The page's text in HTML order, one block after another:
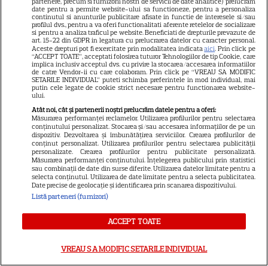
Cum se face cafeaua la presa
franceză – cum funcționează
și care sunt avantajele
ALTE ARTICOLE
INTERESANTE
PRIME VIDEO
date pentru a permite website-ului sa functioneze, pentru a personaliza
continutul si anunturile publicitare afisate in functie de interesele si/sau
profilul dvs., pentru a va oferi functionalitati aferente retelelor de socializare
si pentru a analiza traficul pe website. Beneficiati de drepturile prevazute de
art. 15-22 din GDPR in legatura cu prelucrarea datelor cu caracter personal.
Aceste drepturi pot fi exercitate prin modalitatea indicataaici. Prin click pe
“ACCEPT TOATE”, acceptati folosirea tuturor Tehnologiilor de tip Cookie, care
implica inclusiv acceptul dvs. cu privire la stocarea/accesarea informatiilor
de catre Vendor-ii cu care colaboram. Prin click pe “VREAU SA MODIFIC
SETARILE INDIVIDUAL” puteti schimba preferintele in mod individual, mai
putin cele legate de cookie strict necesare pentru functionarea website-
ului.
Atât noi, cât și partenerii noștri prelucrăm datele pentru a oferi:
Măsurarea performanței reclamelor. Utilizarea profilurilor pentru selectarea
conținutului personalizat. Stocarea și/sau accesarea informațiilor de pe un
dispozitiv. Dezvoltarea și îmbunătățirea serviciilor. Crearea profilurilor de
conținut personalizat. Utilizarea profilurilor pentru selectarea publicității
personalizate. Crearea profilurilor pentru publicitate personalizată.
Măsurarea performanței conținutului. Înțelegerea publicului prin statistici
sau combinații de date din surse diferite. Utilizarea datelor limitate pentru a
selecta conținutul. Utilizarea de date limitate pentru a selecta publicitatea.
Date precise de geolocație și identificarea prin scanarea dispozitivului.
Listă parteneri (furnizori)
ACCEPT TOATE
VREAU SA MODIFIC SETARILE INDIVIDUAL